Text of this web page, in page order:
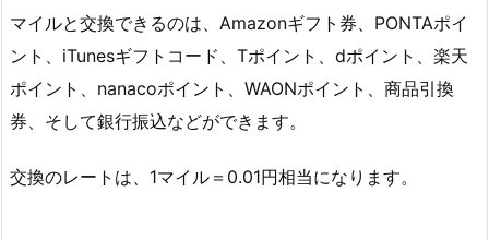
マイルと交換できるのは、Amazonギフト券、PONTAポイ
ント、iTunesギフトコード、Tポイント、dポイント、楽天
ポイント、nanacoポイント、WAONポイント、商品引換
券、そして銀行振込などができます。
交換のレートは、1マイル＝0.01円相当になります。